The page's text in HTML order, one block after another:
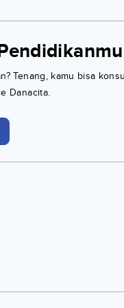
Tenang, kamu bisa
Danacita.